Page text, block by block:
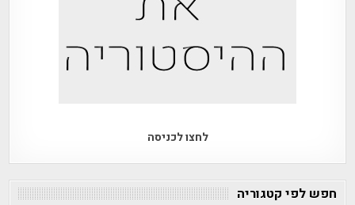
לחצו לכניסה
חפש לפי קטגוריה